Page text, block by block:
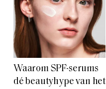
Waarom SPF-serums
dé beautyhype van het